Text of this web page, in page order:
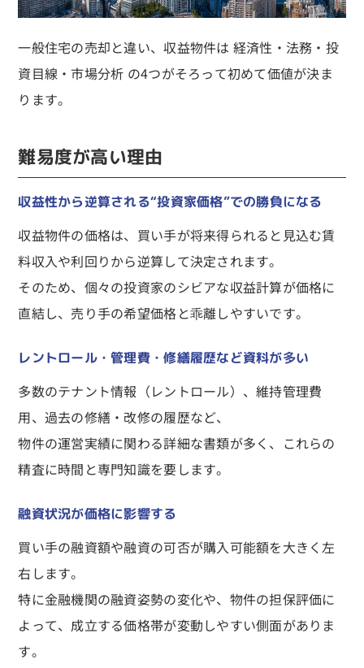
一般住宅の売却と違い、収益物件は 経済性・法務・投
資目線・市場分析 の4つがそろって初めて価値が決ま
ります。
難易度が高い理由
収益性から逆算される“投資家価格”での勝負になる
収益物件の価格は、買い手が将来得られると見込む賃
料収入や利回りから逆算して決定されます。
そのため、個々の投資家のシビアな収益計算が価格に
直結し、売り手の希望価格と乖離しやすいです。
レントロール・管理費・修繕履歴など資料が多い
多数のテナント情報（レントロール）、維持管理費
用、過去の修繕・改修の履歴など、
物件の運営実績に関わる詳細な書類が多く、これらの
精査に時間と専門知識を要します。
融資状況が価格に影響する
買い手の融資額や融資の可否が購入可能額を大きく左
右します。
特に金融機関の融資姿勢の変化や、物件の担保評価に
よって、成立する価格帯が変動しやすい側面がありま
す。